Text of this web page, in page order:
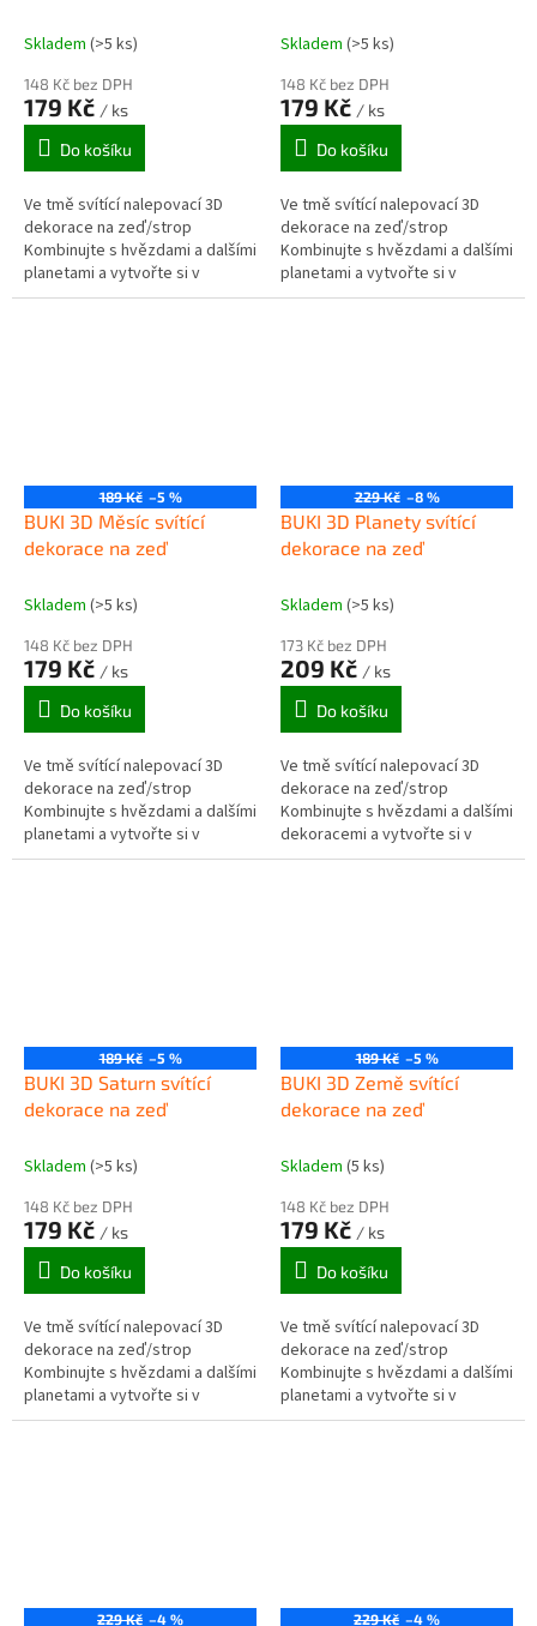
Skladem (>5 ks)
148 Kč bez DPH
179 Kč / ks
Do košíku
Ve tmě svítící nalepovací 3D
dekorace na zeď/strop
Kombinujte s hvězdami a dalšími
planetami a vytvořte si v
pokojíčku svůj vlastní vesmír,
Skladem (>5 ks)
148 Kč bez DPH
179 Kč / ks
Do košíku
Ve tmě svítící nalepovací 3D
dekorace na zeď/strop
Kombinujte s hvězdami a dalšími
planetami a vytvořte si v
pokojíčku svůj vlastní vesmír,
189 Kč –5 %
BUKI 3D Měsíc svítící
dekorace na zeď
Skladem (>5 ks)
148 Kč bez DPH
179 Kč / ks
Do košíku
Ve tmě svítící nalepovací 3D
dekorace na zeď/strop
Kombinujte s hvězdami a dalšími
planetami a vytvořte si v
pokojíčku svůj vlastní vesmír,
229 Kč –8 %
BUKI 3D Planety svítící
dekorace na zeď
Skladem (>5 ks)
173 Kč bez DPH
209 Kč / ks
Do košíku
Ve tmě svítící nalepovací 3D
dekorace na zeď/strop
Kombinujte s hvězdami a dalšími
dekoracemi a vytvořte si v
pokojíčku svůj vlastní vesmír,
189 Kč –5 %
BUKI 3D Saturn svítící
dekorace na zeď
Skladem (>5 ks)
148 Kč bez DPH
179 Kč / ks
Do košíku
Ve tmě svítící nalepovací 3D
dekorace na zeď/strop
Kombinujte s hvězdami a dalšími
planetami a vytvořte si v
pokojíčku svůj vlastní vesmír,
189 Kč –5 %
BUKI 3D Země svítící
dekorace na zeď
Skladem (5 ks)
148 Kč bez DPH
179 Kč / ks
Do košíku
Ve tmě svítící nalepovací 3D
dekorace na zeď/strop
Kombinujte s hvězdami a dalšími
planetami a vytvořte si v
pokojíčku svůj vlastní vesmír,
229 Kč –4 % 229 Kč –4 %